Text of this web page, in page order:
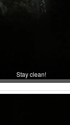
Stay clean!